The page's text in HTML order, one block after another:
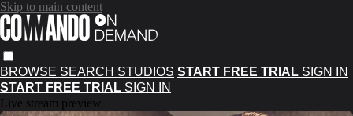
Skip to main content
BROWSE SEARCH STUDIOS START FREE TRIAL SIGN IN
START FREE TRIAL SIGN IN
Live stream preview